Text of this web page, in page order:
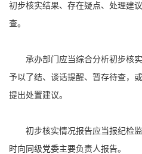
初步核实结果、存在疑点、处理建
查。
承办部门应当综合分析初步核
予以了结、谈话提醒、暂存待查，
提出处置建议。
初步核实情况报告应当报纪检
时向同级党委主要负责人报告。